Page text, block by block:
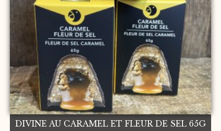
DIVINE AU CARAMEL ET FLEUR DE SEL 65G